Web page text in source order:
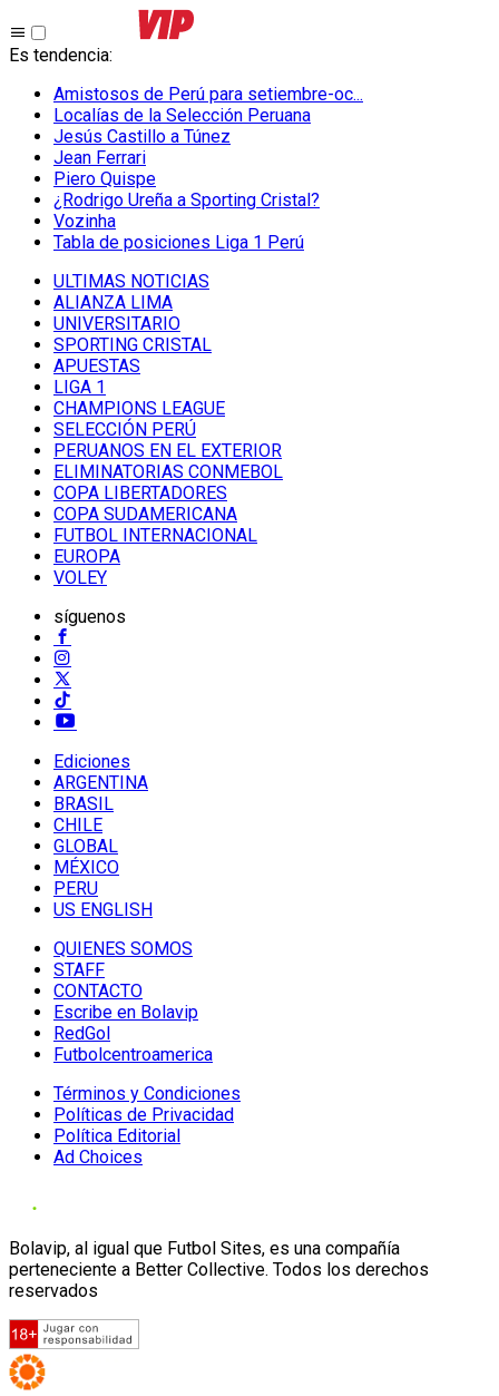
Es tendencia:
Amistosos de Perú para setiembre-oc...
Localías de la Selección Peruana
Jesús Castillo a Túnez
Jean Ferrari
Piero Quispe
¿Rodrigo Ureña a Sporting Cristal?
Vozinha
Tabla de posiciones Liga 1 Perú
ULTIMAS NOTICIAS
ALIANZA LIMA
UNIVERSITARIO
SPORTING CRISTAL
APUESTAS
LIGA 1
CHAMPIONS LEAGUE
SELECCIÓN PERÚ
PERUANOS EN EL EXTERIOR
ELIMINATORIAS CONMEBOL
COPA LIBERTADORES
COPA SUDAMERICANA
FUTBOL INTERNACIONAL
EUROPA
VOLEY
síguenos
Ediciones
ARGENTINA
BRASIL
CHILE
GLOBAL
MÉXICO
PERU
US ENGLISH
QUIENES SOMOS
STAFF
CONTACTO
Escribe en Bolavip
RedGol
Futbolcentroamerica
Términos y Condiciones
Políticas de Privacidad
Política Editorial
Ad Choices
Bolavip, al igual que Futbol Sites, es una compañía
perteneciente a Better Collective. Todos los derechos
reservados